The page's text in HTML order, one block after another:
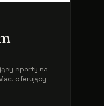
oparty na
oferujący